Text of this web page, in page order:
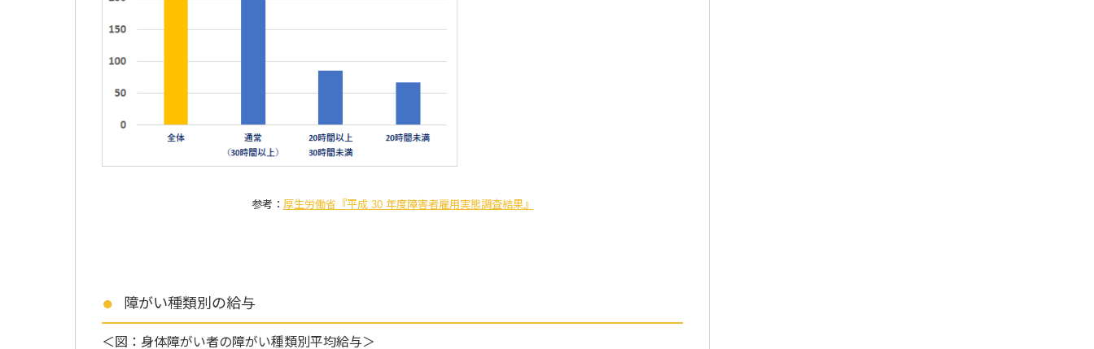
参考： 厚生労働省『平成 30 年度障害者雇用実態調査結果』
障がい種類別の給与
＜図：身体障がい者の障がい種類別平均給与＞